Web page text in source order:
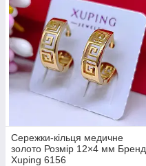
Сережки-кільця медичне
золото Розмір 12×4 мм Бренд
Xuping 6156